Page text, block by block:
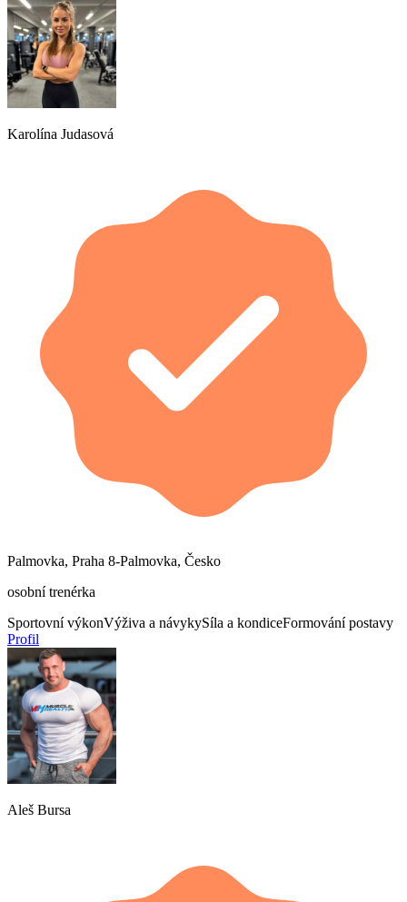
Karolína Judasová
Palmovka, Praha 8-Palmovka, Česko
osobní trenérka
Sportovní výkonVýživa a návykySíla a kondiceFormování postavy
Profil
Aleš Bursa